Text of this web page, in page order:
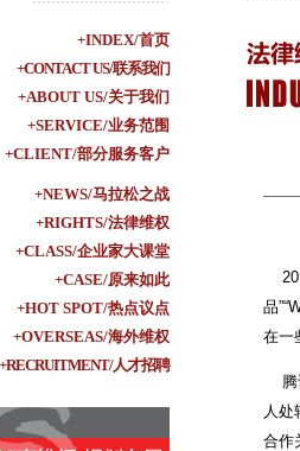
+INDEX/首页
+CONTACT US/联系我们
+ABOUT US/关于我们
+SERVICE/业务范围
+CLIENT/部分服务客户
+NEWS/马拉松之战
+RIGHTS/法律维权
+CLASS/企业家大课堂
+CASE/原来如此
+HOT SPOT/热点议点
+OVERSEAS/海外维权
+RECRUITMENT/人才招聘
品
在一
腾
人处
合作